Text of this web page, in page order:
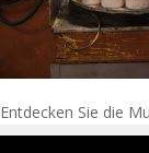
Post
Entdecken Sie die